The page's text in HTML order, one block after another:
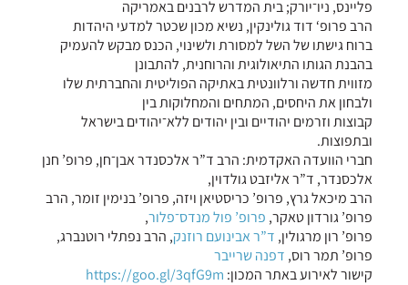
פליינס, ניו־יורק; בית המדרש לרבנים באמריקה
הרב פרופ‘ דוד גולינקין, נשיא מכון שכטר למדעי היהדות
ברוח גישתו של השל למסורת ולשינוי, הכנס מבקש להעמיק
בהבנת הגותו התיאולוגית והרוחנית, להתבונן
מזווית חדשה ורלוונטית באתיקה הפוליטית והחברתית שלו
ולבחון את היחסים, המתחים והמחלוקות בין
קבוצות וזרמים יהודיים ובין יהודים ללא־יהודים בישראל
ובתפוצות.
חברי הוועדה האקדמית: הרב ד”ר אלכסנדר אבן־חן, פרופ’ חנן
אלכסנדר, ד”ר אליזבט גולדוין,
הרב מיכאל גרץ, פרופ’ כריסטיאן ויזה, פרופ’ בנימין זומר, הרב
פרופ’ גורדון טאקר, פרופ’ פול מנדס־פלור,
פרופ’ רון מרגולין, ד”ר אבינועם רוזנק, הרב נפתלי רוטנברג,
פרופ’ תמר רוס, דפנה שרייבר
קישור לאירוע באתר המכון: https://goo.gl/3qfG9m